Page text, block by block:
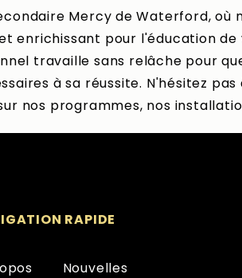
Mercy de Waterford, où
enrichissant pour l'éducation
travaille sans relâche pour
à sa réussite. N'hésitez
nos programmes, nos
RAPIDE
Nouvelles